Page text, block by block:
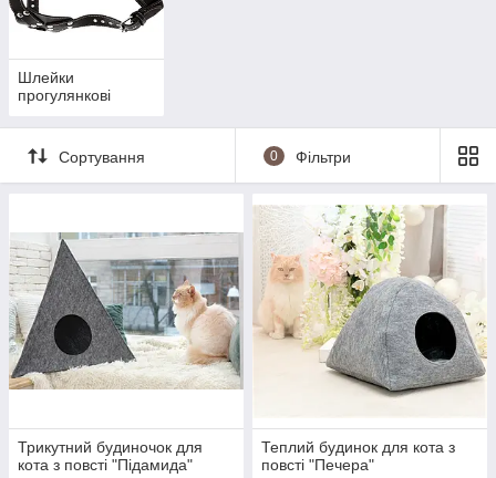
Шлейки
прогулянкові
Сортування 0 Фільтри
Трикутний будиночок для
кота з повсті "Підамида"
Теплий будинок для кота з
повсті "Печера"